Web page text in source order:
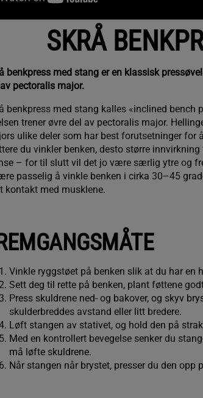
SKRÅ
benkpress med stang er en klassisk
pectoralis major.
benkpress med stang kalles «inclined bench
trener øvre del av pectoralis major.
ulike deler som har best forutsetninger for
du vinkler benken, desto større
– for til slutt vil det jo være særlig ytre og
passelig å vinkle benken i cirka 30–45
kontakt med musklene.
Vinkle ryggstøet på benken slik at du har en
Sett deg til rette på benken, plant føttene
Press skuldrene ned- og bakover, og skyv
skulderbreddes avstand eller litt bredere.
Løft stangen av stativet, og hold den på
Med en kontrollert bevegelse senker du
må løfte skuldrene.
Når stangen når brystet, presser du den opp